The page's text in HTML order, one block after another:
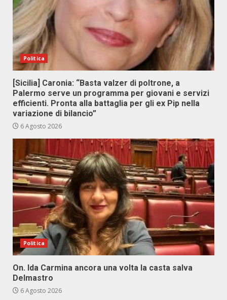
Politica
[Sicilia] Caronia: “Basta valzer di poltrone, a
Palermo serve un programma per giovani e servizi
efficienti. Pronta alla battaglia per gli ex Pip nella
variazione di bilancio”
6 Agosto 2026
Politica
On. Ida Carmina ancora una volta la casta salva
Delmastro
6 Agosto 2026